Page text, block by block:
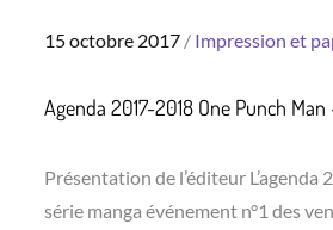
Posted
15 octobre 2017 Impression et
Agenda 2017-2018 One Punch Man
Présentation de l’éditeur L’agenda
série manga événement n°1 des